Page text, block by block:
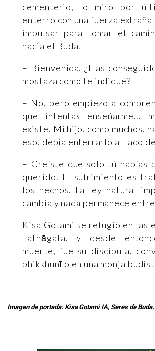
cementerio, lo miró por
enterró con una fuerza extraña
impulsar para tomar el
hacia el Buda.
– Bienvenida. ¿Has
mostaza como te indiqué?
– No, pero empiezo a
que intentas enseñarme...
existe. Mi hijo, como muchos,
eso, debía enterrarlo al lado
– Creíste que solo tú habías
querido. El sufrimiento es
los hechos. La ley natural
cambia y nada permanece
Kisa Gotami se refugió en las
Tathāgata, y desde
muerte, fue su discípula,
bhikkhunī o en una monja
Imagen de portada: Kisa Gotami IA, Seres de Buda.